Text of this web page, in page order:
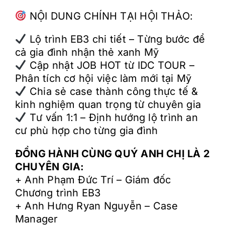
NỘI DUNG CHÍNH TẠI HỘI THẢO:
Lộ trình EB3 chi tiết – Từng bước để
cả gia đình nhận thẻ xanh Mỹ
Cập nhật JOB HOT từ IDC TOUR –
Phân tích cơ hội việc làm mới tại Mỹ
Chia sẻ case thành công thực tế &
kinh nghiệm quan trọng từ chuyên gia
Tư vấn 1:1 – Định hướng lộ trình an
cư phù hợp cho từng gia đình
ĐỒNG HÀNH CÙNG QUÝ ANH CHỊ LÀ 2
CHUYÊN GIA:
+ Anh Phạm Đức Trí – Giám đốc
Chương trình EB3
+ Anh Hưng Ryan Nguyễn – Case
Manager